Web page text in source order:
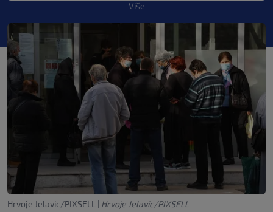
Više
Hrvoje Jelavic/PIXSELL | Hrvoje Jelavic/PIXSELL